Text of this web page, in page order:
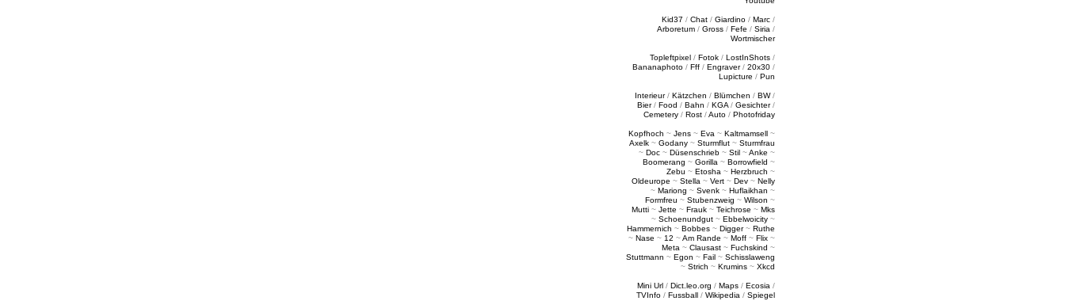
Kid37 / Chat / Giardino / Marc /
Arboretum / Gross / Fefe / Siria /
Wortmischer
Topleftpixel / Fotok / LostInShots /
Bananaphoto / Fff / Engraver/ 20x30 /
Lupicture / Pun
Interieur/ Kätzchen / Blümchen / BW/
Bier/ Food / Bahn / KGA / Gesichter/
Cemetery / Rost /Auto / Photofriday
Kopfhoch ~ Jens ~ Eva ~ Kaltmamsell ~
Axelk ~ Godany ~ Sturmflut ~ Sturmfrau
~ Doc ~ Düsenschrieb ~ Stil ~Anke ~
Boomerang ~ Gorilla ~ Borrowfield ~
Zebu ~ Etosha ~ Herzbruch ~
Oldeurope ~ Stella ~ Vert ~ Dev ~ Nelly
~ Mariong ~ Svenk ~ Huflaikhan ~
Formfreu ~ Stubenzweig ~ Wilson ~
Mutti ~ Jette ~ Frauk ~ Teichrose ~ Mks
~ Schoenundgut ~ Ebbelwoicity ~
Hammernich ~ Bobbes ~ Digger~ Ruthe
~ Nase ~ 12 ~Am Rande ~ Moff ~ Flix ~
Meta ~ Clausast ~ Fuchskind ~
Stuttmann ~ Egon ~ Fail ~ Schisslaweng
~ Strich ~ Krumins ~ Xkcd
Mini Url / Dict.leo.org / Maps / Ecosia /
TVInfo / Fussball / Wikipedia / Spiegel